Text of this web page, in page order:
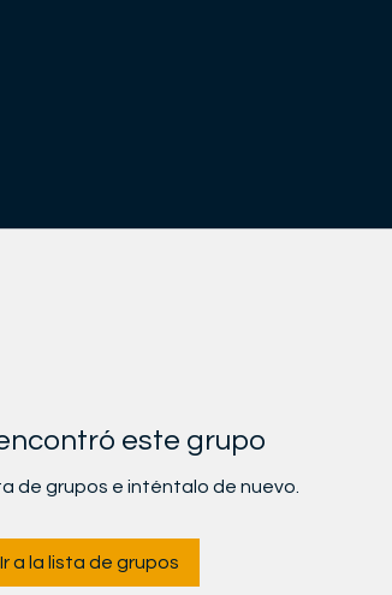
este grupo
de grupos e inténtalo de nuevo.
Ir a la lista de grupos